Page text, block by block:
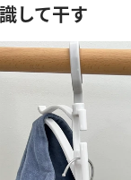
して干す